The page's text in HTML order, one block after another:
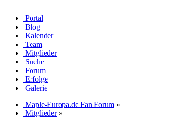
Portal
Blog
Kalender
Team
Mitglieder
Suche
Forum
Erfolge
Galerie
Maple-Europa.de Fan Forum »
Mitglieder»